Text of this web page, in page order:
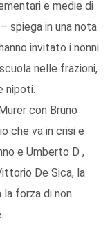
e medie di
spiega in una nota
invitato i nonni
nelle frazioni,
nipoti.
con Bruno
che va in crisi e
e Umberto D ,
De Sica, la
forza di non